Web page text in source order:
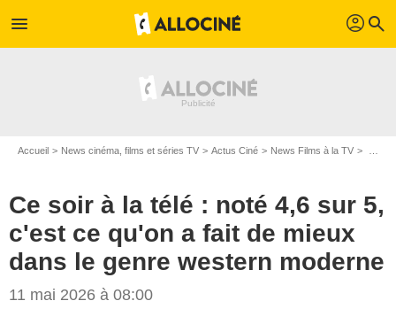
menu profil search
Accueil News cinéma, films et séries TV Actus Ciné News Films à la TV
Ce soir à la télé : noté 4,6 sur 5,
c'est ce qu'on a fait de mieux
dans le genre western moderne
11 mai 2026 à 08:00